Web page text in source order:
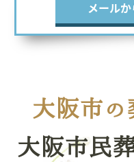
メール
大阪市の
大阪市民